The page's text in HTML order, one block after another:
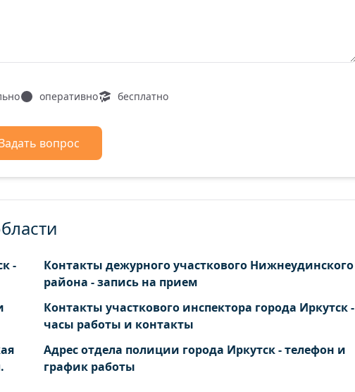
оперативно бесплатно
вопрос
-
Контакты дежурного участкового Нижнеудинского
района - запись на прием
Контакты участкового инспектора города Иркутск -
часы работы и контакты
Адрес отдела полиции города Иркутск - телефон и
график работы